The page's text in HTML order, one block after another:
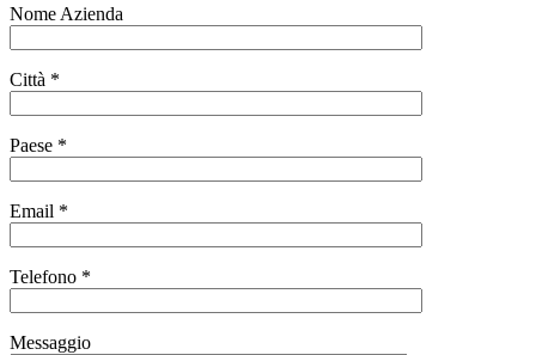
Nome Azienda
Città *
Paese *
Email *
Telefono *
Messaggio